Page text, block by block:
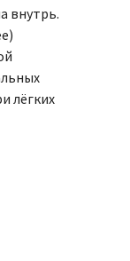
внутрь.
лёгких